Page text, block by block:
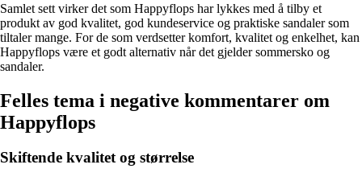
Samlet sett virker det som Happyflops har lykkes med å tilby et
produkt av god kvalitet, god kundeservice og praktiske sandaler som
tiltaler mange. For de som verdsetter komfort, kvalitet og enkelhet, kan
Happyflops være et godt alternativ når det gjelder sommersko og
sandaler.
Felles tema i negative kommentarer om
Happyflops
Skiftende kvalitet og størrelse